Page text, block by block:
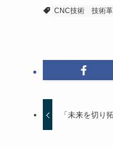
CNC技術 技術
「未来を切り